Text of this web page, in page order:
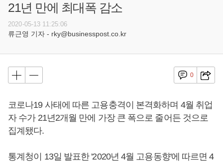
21년 만에 최대폭 감소
2020-05-13 11:25:06
류근영 기자 - rky@businesspost.co.kr
0
코로나19 사태에 따른 고용충격이 본격화하며 4월 취업
자 수가 21년2개월 만에 가장 큰 폭으로 줄어든 것으로
집계됐다.
통계청이 13일 발표한 '2020년 4월 고용동향'에 따르면 4